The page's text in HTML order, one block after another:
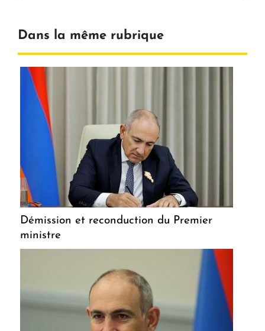
Dans la même rubrique
Démission et reconduction du Premier
ministre